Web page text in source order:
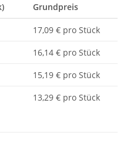
Grundpreis
17,09 € pro Stück
16,14 € pro Stück
15,19 € pro Stück
13,29 € pro Stück